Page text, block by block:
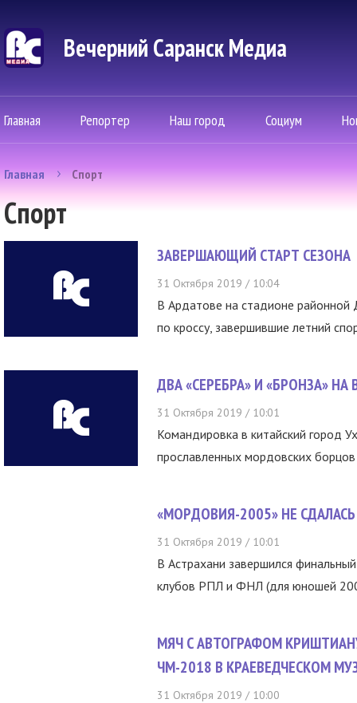
Вечерний Саранск Mедиа
Главная Репортер Наш город Социум
Главная Спорт
Спорт
ЗАВЕРШАЮЩИЙ СТАРТ СЕЗОНА
31 Октября 2019 / 10:04
В Ардатове на стадионе
по кроссу, завершившие летний
ДВА «СЕРЕБРА» И «БРОНЗА»
31 Октября 2019 / 10:01
Командировка в китайский город
прославленных мордовских
«МОРДОВИЯ-2005» НЕ
31 Октября 2019 / 10:01
В Астрахани завершился
клубов РПЛ и ФНЛ (для юношей
МЯЧ С АВТОГРАФОМ
ЧМ-2018 В КРАЕВЕДЧЕСКОМ
31 Октября 2019 / 10:00